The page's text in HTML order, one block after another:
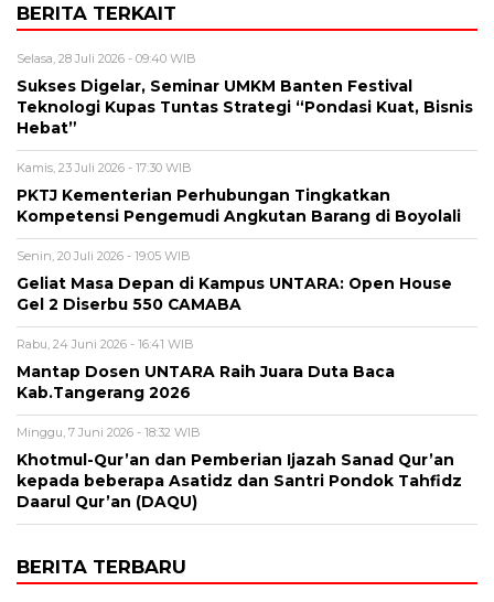
BERITA TERKAIT
Selasa, 28 Juli 2026 - 09:40 WIB
Sukses Digelar, Seminar UMKM Banten Festival
Teknologi Kupas Tuntas Strategi “Pondasi Kuat, Bisnis
Hebat”
Kamis, 23 Juli 2026 - 17:30 WIB
PKTJ Kementerian Perhubungan Tingkatkan
Kompetensi Pengemudi Angkutan Barang di Boyolali
Senin, 20 Juli 2026 - 19:05 WIB
Geliat Masa Depan di Kampus UNTARA: Open House
Gel 2 Diserbu 550 CAMABA
Rabu, 24 Juni 2026 - 16:41 WIB
Mantap Dosen UNTARA Raih Juara Duta Baca
Kab.Tangerang 2026
Minggu, 7 Juni 2026 - 18:32 WIB
Khotmul-Qur’an dan Pemberian Ijazah Sanad Qur’an
kepada beberapa Asatidz dan Santri Pondok Tahfidz
Daarul Qur’an (DAQU)
BERITA TERBARU